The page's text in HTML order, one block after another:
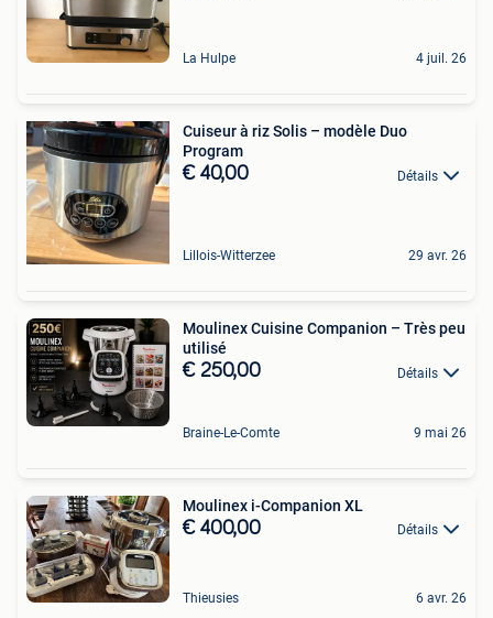
La Hulpe 4 juil. 26
Cuiseur à riz Solis – modèle Duo
Program
€ 40,00 Détails
Lillois-Witterzee 29 avr. 26
Moulinex Cuisine Companion – Très peu
utilisé
€ 250,00 Détails
Braine-Le-Comte 9 mai 26
Moulinex i-Companion XL
€ 400,00 Détails
Thieusies 6 avr. 26